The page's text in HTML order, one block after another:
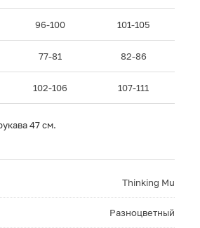
96-100 101-105
77-81 82-86
102-106 107-111
47 см.
Thinking Mu
Разноцветный